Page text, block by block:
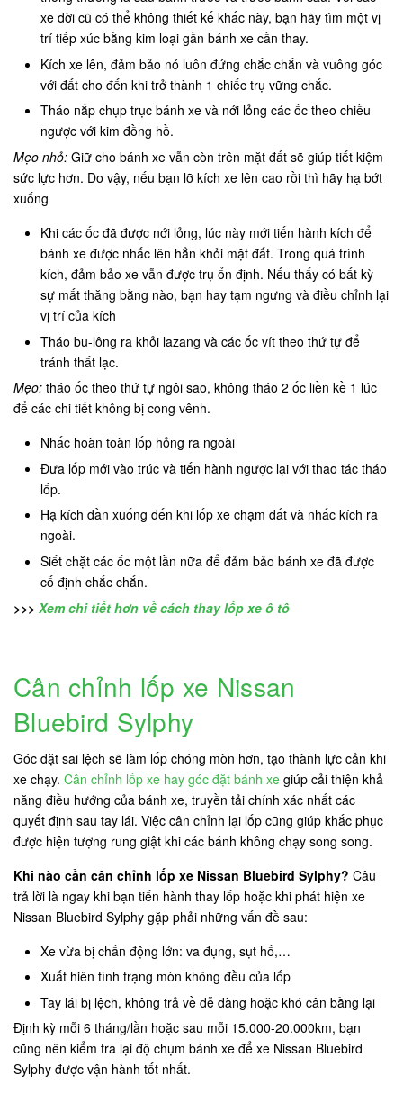
xe đời cũ có thể không thiết kế khấc này, bạn hãy tìm một vị
trí tiếp xúc bằng kim loại gần bánh xe cần thay.
Kích xe lên, đảm bảo nó luôn đứng chắc chắn và vuông góc
với đất cho đến khi trở thành 1 chiếc trụ vững chắc.
Tháo nắp chụp trục bánh xe và nới lỏng các ốc theo chiều
ngược với kim đồng hồ.
Mẹo nhỏ: Giữ cho bánh xe vẫn còn trên mặt đất sẽ giúp tiết kiệm
sức lực hơn. Do vậy, nếu bạn lỡ kích xe lên cao rồi thì hãy hạ bớt
xuống
Khi các ốc đã được nới lỏng, lúc này mới tiến hành kích để
bánh xe được nhấc lên hẳn khỏi mặt đất. Trong quá trình
kích, đảm bảo xe vẫn được trụ ổn định. Nếu thấy có bất kỳ
sự mất thăng bằng nào, bạn hay tạm ngưng và điều chỉnh lại
vị trí của kích
Tháo bu-lông ra khỏi lazang và các ốc vít theo thứ tự để
tránh thất lạc.
Mẹo: tháo ốc theo thứ tự ngôi sao, không tháo 2 ốc liền kề 1 lúc
để các chi tiết không bị cong vênh.
Nhấc hoàn toàn lốp hỏng ra ngoài
Đưa lốp mới vào trúc và tiến hành ngược lại với thao tác tháo
lốp.
Hạ kích dần xuống đến khi lốp xe chạm đất và nhấc kích ra
ngoài.
Siết chặt các ốc một lần nữa để đảm bảo bánh xe đã được
cố định chắc chắn.
>>> Xem chi tiết hơn về cách thay lốp xe ô tô
Cân chỉnh lốp xe Nissan
Bluebird Sylphy
Góc đặt sai lệch sẽ làm lốp chóng mòn hơn, tạo thành lực cản khi
xe chạy. Cân chỉnh lốp xe hay góc đặt bánh xe giúp cải thiện khả
năng điều hướng của bánh xe, truyền tải chính xác nhất các
quyết định sau tay lái. Việc cân chỉnh lại lốp cũng giúp khắc phục
được hiện tượng rung giật khi các bánh không chạy song song.
Khi nào cần cân chỉnh lốp xe Nissan Bluebird Sylphy? Câu
trả lời là ngay khi bạn tiến hành thay lốp hoặc khi phát hiện xe
Nissan Bluebird Sylphy gặp phải những vấn đề sau:
Xe vừa bị chấn động lớn: va đụng, sụt hố,…
Xuất hiên tình trạng mòn không đều của lốp
Tay lái bị lệch, không trả về dễ dàng hoặc khó cân bằng lại
Định kỳ mỗi 6 tháng/lần hoặc sau mỗi 15.000-20.000km, bạn
cũng nên kiểm tra lại độ chụm bánh xe để xe Nissan Bluebird
Sylphy được vận hành tốt nhất.